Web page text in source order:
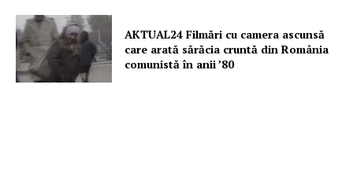
AKTUAL24 Filmări cu camera ascunsă
care arată sărăcia cruntă din România
comunistă în anii ’80